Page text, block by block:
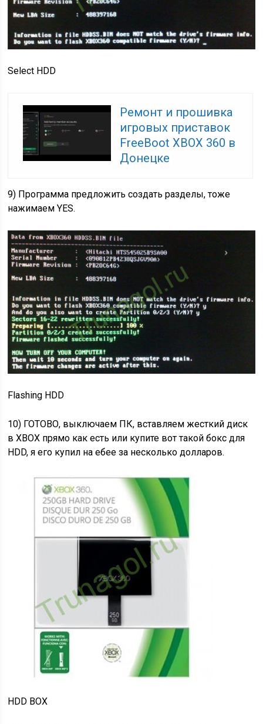
Select HDD
Ремонт и прошивка
игровых приставок
FreeBoot XBOX 360 в
Донецке
9) Программа предложить создать разделы, тоже
нажимаем YES.
Flashing HDD
10) ГОТОВО, выключаем ПК, вставляем жесткий диск
в XBOX прямо как есть или купите вот такой бокс для
HDD, я его купил на ебее за несколько долларов.
HDD BOX